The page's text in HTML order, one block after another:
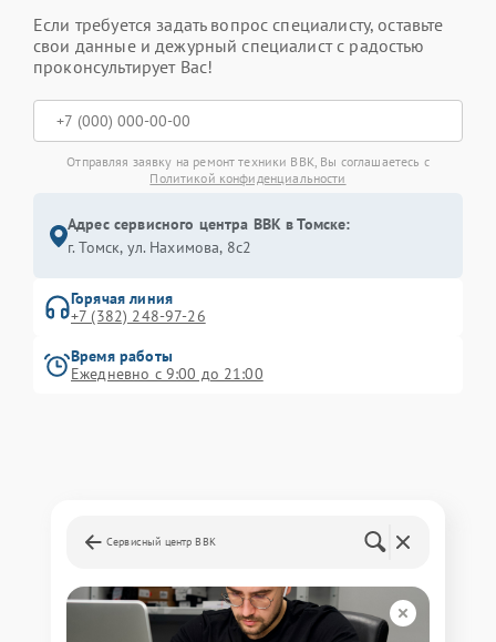
Если требуется задать вопрос специалисту, оставьте
свои данные и дежурный специалист с радостью
проконсультирует Вас!
Отправляя заявку на ремонт техники BBK, Вы соглашаетесь с
Политикой конфиденциальности
Адрес сервисного центра BBK в Томске:
г. Томск, ул. Нахимова, 8с2
Горячая линия
+7 (382) 248-97-26
Время работы
Ежедневно с 9:00 до 21:00
Сервисный центр BBK